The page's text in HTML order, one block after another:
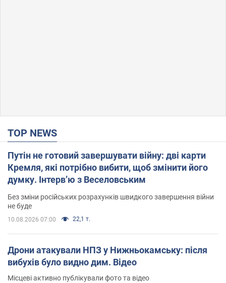
TOP NEWS
Путін не готовий завершувати війну: дві карти
Кремля, які потрібно вибити, щоб змінити його
думку. Інтерв’ю з Веселовським
Без зміни російських розрахунків швидкого завершення війни
не буде
10.08.2026 07:00 22,1 т.
Дрони атакували НПЗ у Нижньокамську: після
вибухів було видно дим. Відео
Місцеві активно публікували фото та відео